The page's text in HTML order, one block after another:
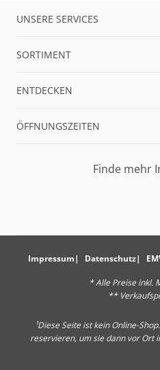
UNSERE SERVICES
SORTIMENT
ENTDECKEN
ÖFFNUNGSZEITEN
Finde mehr
Impressum Datenschutz
* Alle Preise inkl.
**
¹Diese Seite ist kein Online-
reservieren, um sie dann vor Ort